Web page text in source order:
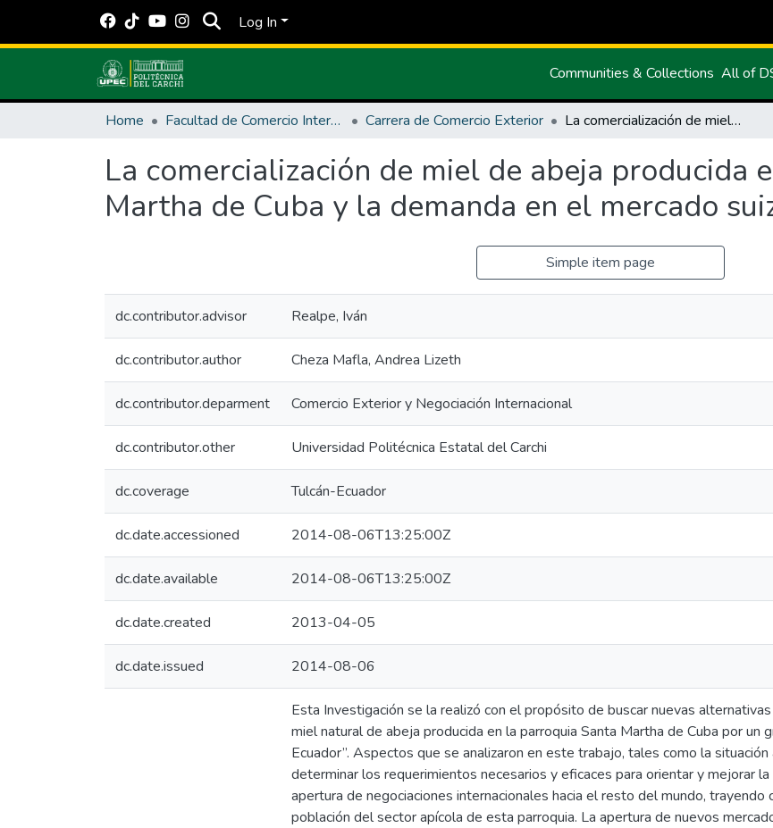
Log In
Communities & Collections All of
Home Facultad de Comercio Internacional, Integración, Administración y Economía Empresarial Carrera de Comercio Exterior La comercialización de miel de abeja producida en la Parroquia Santa Martha de Cuba y la demanda en el mercado suizo
La comercialización de miel de abeja producida
Martha de Cuba y la demanda en el mercado
Simple item page
dc.contributor.advisor Realpe, Iván
dc.contributor.author Cheza Mafla, Andrea Lizeth
dc.contributor.deparment Comercio Exterior y Negociación Internacional
dc.contributor.other Universidad Politécnica Estatal del Carchi
dc.coverage Tulcán-Ecuador
dc.date.accessioned 2014-08-06T13:25:00Z
dc.date.available 2014-08-06T13:25:00Z
dc.date.created 2013-04-05
dc.date.issued 2014-08-06
Esta Investigación se la realizó con el propósito de buscar nuevas
miel natural de abeja producida en la parroquia Santa Martha de Cuba por un
Ecuador”. Aspectos que se analizaron en este trabajo, tales como la
determinar los requerimientos necesarios y eficaces para orientar y mejorar
apertura de negociaciones internacionales hacia el resto del mundo,
población del sector apícola de esta parroquia. La apertura de nuevos